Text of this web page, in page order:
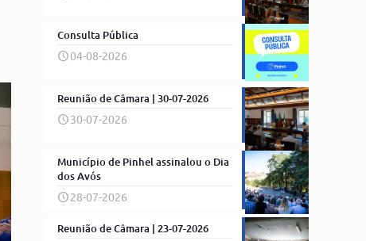
Consulta Pública
04-08-2026
Reunião de Câmara | 30-07-2026
30-07-2026
Município de Pinhel assinalou o Dia
dos Avós
28-07-2026
Reunião de Câmara | 23-07-2026